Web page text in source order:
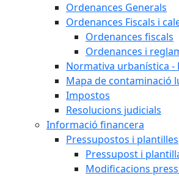
Ordenances Generals
Ordenances Fiscals i
Ordenances fiscals
Ordenances i
Normativa urbanística -
Mapa de contaminació
Impostos
Resolucions judicials
Informació financera
Pressupostos i plantilles
Pressupost i
Modificacions